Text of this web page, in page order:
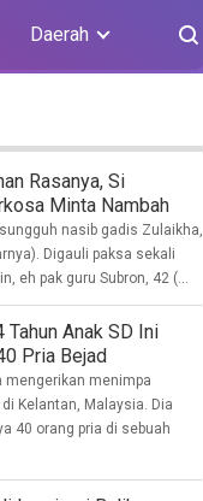
Daerah
Rasanya, Si
Minta Nambah
nasib gadis Zulaikha,
Digauli paksa sekali
eh pak guru Subron, 42 (...
Tahun Anak SD Ini
Pria Bejad
mengerikan menimpa
Kelantan, Malaysia. Dia
40 orang pria di sebuah